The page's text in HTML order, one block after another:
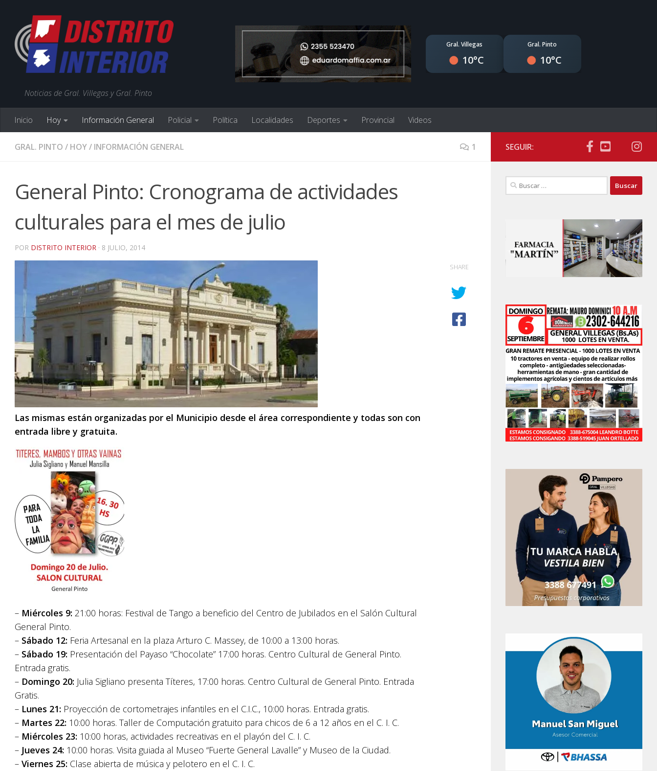
Noticias de Gral. Villegas y Gral. Pinto
Gral. Villegas
10°C
Gral. Pinto
10°C
Inicio Hoy Información General Policial Política Localidades Deportes Provincial Videos
GRAL. PINTO / HOY/ INFORMACIÓN GENERAL 1
General Pinto: Cronograma de actividades
culturales para el mes de julio
POR DISTRITO INTERIOR · 8 JULIO, 2014
Las mismas están organizadas por el Municipio desde el área correspondiente y todas son con
entrada libre y gratuita.
– Miércoles 9: 21:00 horas: Festival de Tango a beneficio del Centro de Jubilados en el Salón Cultural
General Pinto.
– Sábado 12: Feria Artesanal en la plaza Arturo C. Massey, de 10:00 a 13:00 horas.
– Sábado 19: Presentación del Payaso “Chocolate” 17:00 horas. Centro Cultural de General Pinto.
Entrada gratis.
– Domingo 20: Julia Sigliano presenta Títeres, 17:00 horas. Centro Cultural de General Pinto. Entrada
Gratis.
– Lunes 21: Proyección de cortometrajes infantiles en el C.I.C., 10:00 horas. Entrada gratis.
– Martes 22: 10:00 horas. Taller de Computación gratuito para chicos de 6 a 12 años en el C. I. C.
– Miércoles 23: 10:00 horas, actividades recreativas en el playón del C. I. C.
– Jueves 24: 10:00 horas. Visita guiada al Museo “Fuerte General Lavalle” y Museo de la Ciudad.
– Viernes 25: Clase abierta de música y pelotero en el C. I. C.
SHARE
SEGUIR:
Buscar: